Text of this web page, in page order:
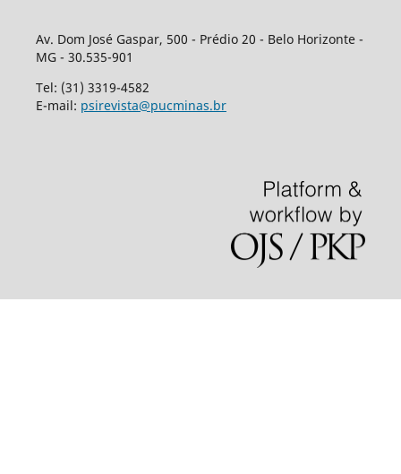
Av. Dom José Gaspar, 500 - Prédio 20 - Belo Horizonte -
MG - 30.535-901
Tel: (31) 3319-4582
E-mail: psirevista@pucminas.br